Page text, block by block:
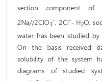
section component of
2Na//2ClO3
-, 2Cl-- H2O,
water has been studied
On the basis received
solubility of the system
diagrams of studied